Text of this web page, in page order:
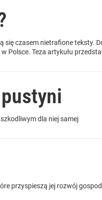
się czasem nietrafione teksty.
Polsce. Teza artykułu
dla niej samej
przyspieszą jej rozwój